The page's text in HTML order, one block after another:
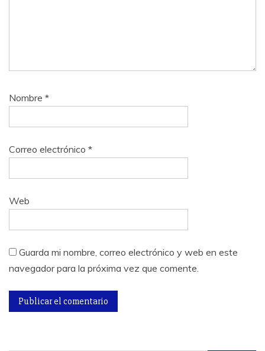
Nombre *
Correo electrónico *
Web
Guarda mi nombre, correo electrónico y web en este
navegador para la próxima vez que comente.